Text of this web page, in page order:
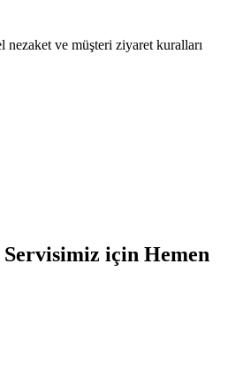
nezaket ve müşteri ziyaret kuralları
için Hemen